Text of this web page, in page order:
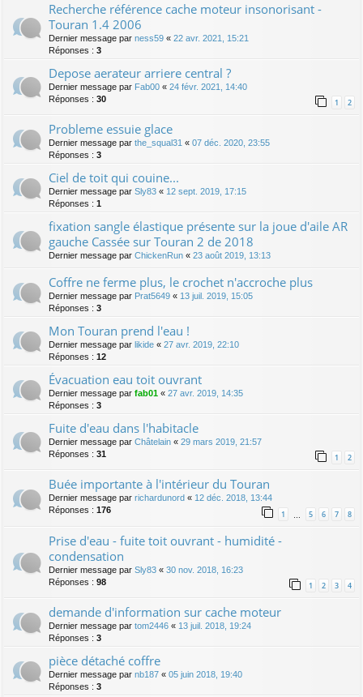
Recherche référence cache moteur insonorisant -
Touran 1.4 2006
Dernier message par ness59 « 22 avr. 2021, 15:21
Réponses : 3
Depose aerateur arriere central ?
Dernier message par Fab00 « 24 févr. 2021, 14:40
Réponses : 30 1 2
Probleme essuie glace
Dernier message par the_squal31 « 07 déc. 2020, 23:55
Réponses : 3
Ciel de toit qui couine...
Dernier message par Sly83 « 12 sept. 2019, 17:15
Réponses : 1
fixation sangle élastique présente sur la joue d'aile AR
gauche Cassée sur Touran 2 de 2018
Dernier message par ChickenRun « 23 août 2019, 13:13
Coffre ne ferme plus, le crochet n'accroche plus
Dernier message par Prat5649 « 13 juil. 2019, 15:05
Réponses : 3
Mon Touran prend l'eau !
Dernier message par likide « 27 avr. 2019, 22:10
Réponses : 12
Évacuation eau toit ouvrant
Dernier message par fab01 « 27 avr. 2019, 14:35
Réponses : 3
Fuite d'eau dans l'habitacle
Dernier message par Châtelain « 29 mars 2019, 21:57
Réponses : 31 1 2
Buée importante à l'intérieur du Touran
Dernier message par richardunord « 12 déc. 2018, 13:44
Réponses : 176 1 5 6 7 8
Prise d'eau - fuite toit ouvrant - humidité -
condensation
Dernier message par Sly83 « 30 nov. 2018, 16:23
Réponses : 98 1 2 3 4
demande d'information sur cache moteur
Dernier message par tom2446 « 13 juil. 2018, 19:24
Réponses : 3
pièce détaché coffre
Dernier message par nb187 « 05 juin 2018, 19:40
Réponses : 3